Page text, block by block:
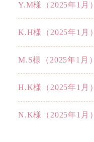
Y.M様（2025年1月）
K.H様（2025年1月）
M.S様（2025年1月）
H.K様（2025年1月）
N.K様（2025年1月）